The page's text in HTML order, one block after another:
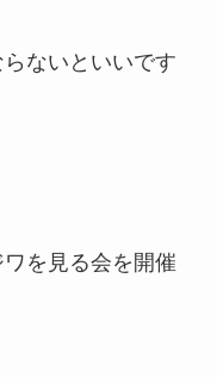
ないといいです
を見る会を開催